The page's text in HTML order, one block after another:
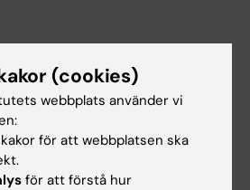
(cookies)
webbplats använder vi
kakor för att webbplatsen ska
för att förstå hur